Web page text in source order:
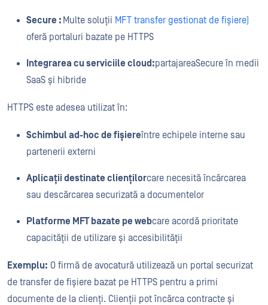
Secure : Multe soluții MFT transfer gestionat de fișiere)
oferă portaluri bazate pe HTTPS
Integrarea cu serviciile cloud:partajareaSecure în medii
SaaS și hibride
HTTPS este adesea utilizat în:
Schimbul ad-hoc de fișiereîntre echipele interne sau
partenerii externi
Aplicații destinate cliențilorcare necesită încărcarea
sau descărcarea securizată a documentelor
Platforme MFT bazate pe webcare acordă prioritate
capacității de utilizare și accesibilității
Exemplu: O firmă de avocatură utilizează un portal securizat
de transfer de fișiere bazat pe HTTPS pentru a primi
documente de la clienți. Clienții pot încărca contracte și